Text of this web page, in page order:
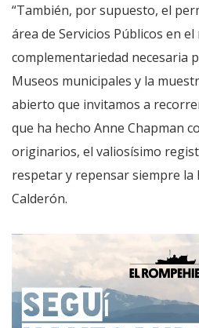
“También, por supuesto, el
área de Servicios Públicos en
complementariedad necesaria
Museos municipales y la
abierto que invitamos a
que ha hecho Anne Chapman
originarios, el valiosísimo
respetar y repensar siempre la
Calderón.